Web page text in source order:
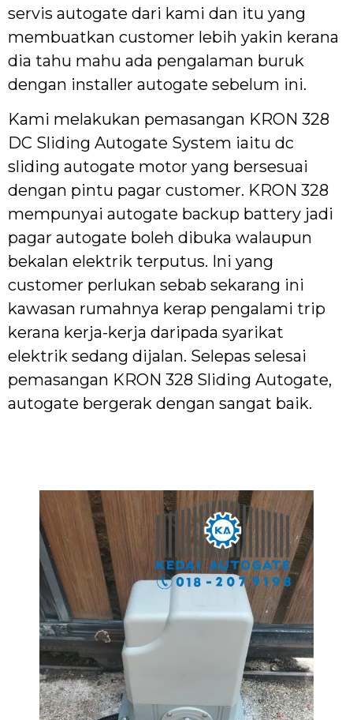
servis autogate dari kami dan itu yang
membuatkan customer lebih yakin kerana
dia tahu mahu ada pengalaman buruk
dengan installer autogate sebelum ini.
Kami melakukan pemasangan KRON 328
DC Sliding Autogate System iaitu dc
sliding autogate motor yang bersesuai
dengan pintu pagar customer. KRON 328
mempunyai autogate backup battery jadi
pagar autogate boleh dibuka walaupun
bekalan elektrik terputus. Ini yang
customer perlukan sebab sekarang ini
kawasan rumahnya kerap pengalami trip
kerana kerja-kerja daripada syarikat
elektrik sedang dijalan. Selepas selesai
pemasangan KRON 328 Sliding Autogate,
autogate bergerak dengan sangat baik.